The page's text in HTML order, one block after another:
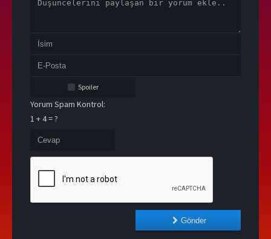
Spoiler
Yorum Spam Kontrol:
1 + 4 = ?
Gönder